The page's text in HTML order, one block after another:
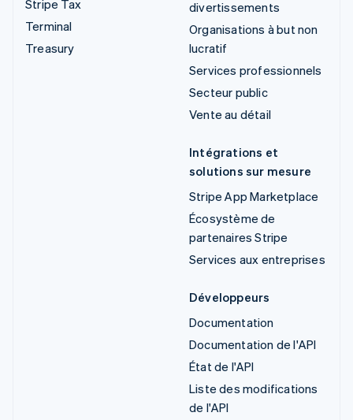
Stripe Tax
Terminal
Treasury
divertissements
Organisations à but non
lucratif
Services professionnels
Secteur public
Vente au détail
Intégrations et
solutions sur mesure
Stripe App Marketplace
Écosystème de
partenaires Stripe
Services aux entreprises
Développeurs
Documentation
Documentation de l'API
État de l'API
Liste des modifications
de l'API